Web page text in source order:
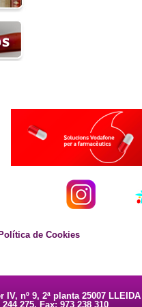
Política de Cookies
IV, nº 9, 2ª planta 25007 LLEIDA
275. Fax: 973 238 310